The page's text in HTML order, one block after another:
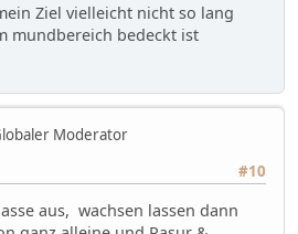
Ziel vielleicht nicht so lang
mundbereich bedeckt ist
Moderator
#10
aus, wachsen lassen dann